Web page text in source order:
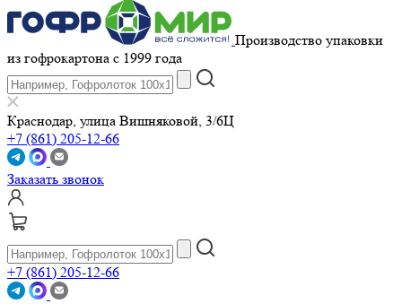
Производство упаковки
из гофрокартона с 1999 года
Краснодар, улица Вишняковой, 3/6Ц
+7 (861) 205-12-66
Заказать звонок
+7 (861) 205-12-66